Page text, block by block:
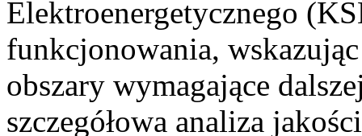
Elektroenergetycznego
funkcjonowania,
obszary wymagające
szczegółowa analiza